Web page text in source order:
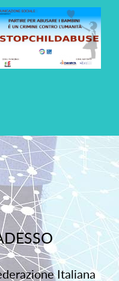
Italiana